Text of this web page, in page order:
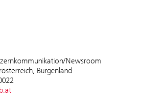
Newsroom
Burgenland